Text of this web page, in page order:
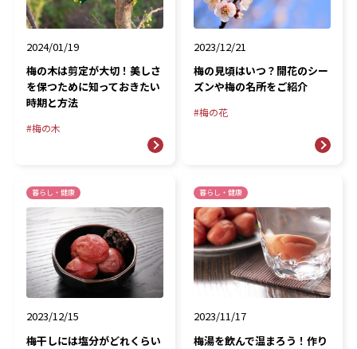
2024/01/19
梅の木は剪定が大切！美しさ
を保つために知っておきたい
時期と方法
梅の木
2023/12/21
梅の見頃はいつ？開花のシー
ズンや梅の名所をご紹介
梅の花
暮らし・健康
2023/12/15
梅干しには塩分がどれくらい
暮らし・健康
2023/11/17
梅湯を飲んで温まろう！作り